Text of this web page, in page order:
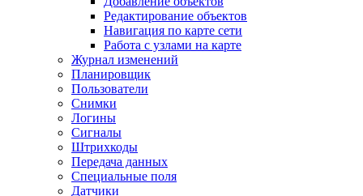
Редактирование объектов
Навигация по карте сети
Работа с узлами на карте
Журнал изменений
Планировщик
Пользователи
Снимки
Логины
Сигналы
Штрихкоды
Передача данных
Специальные поля
Датчики